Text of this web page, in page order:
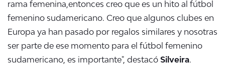
rama femenina, entonces creo que es un hito al fútbol
femenino sudamericano. Creo que algunos clubes en
Europa ya han pasado por regalos similares y nosotras
ser parte de ese momento para el fútbol femenino
sudamericano, es importante", destacó Silveira.